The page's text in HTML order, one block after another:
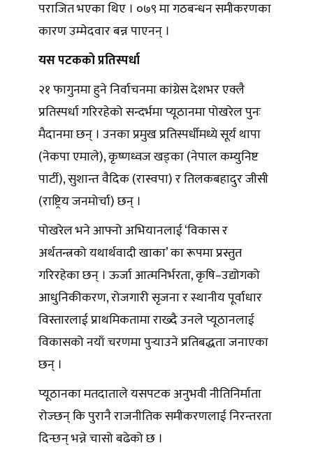
पराजित भएका थिए । ०७९ मा गठबन्धन समीकरणका
कारण उम्मेदवार बन्न पाएनन् ।
यस पटकको प्रतिस्पर्धा
२१ फागुनमा हुने निर्वाचनमा कांग्रेस देशभर एक्लै
प्रतिस्पर्धा गरिरहेको सन्दर्भमा प्यूठानमा पोखरेल पुनः
मैदानमा छन् । उनका प्रमुख प्रतिस्पर्धीमध्ये सूर्य थापा
(नेकपा एमाले), कृष्णध्वज खड्का (नेपाल कम्युनिष्ट
पार्टी), सुशान्त वैदिक (रास्वपा) र तिलकबहादुर जीसी
(राष्ट्रिय जनमोर्चा) छन् ।
पोखरेल भने आफ्नो अभियानलाई ‘विकास र
अर्थतन्त्रको यथार्थवादी खाका’ का रूपमा प्रस्तुत
गरिरहेका छन् । ऊर्जा आत्मनिर्भरता, कृषि–उद्योगको
आधुनिकीकरण, रोजगारी सृजना र स्थानीय पूर्वाधार
विस्तारलाई प्राथमिकतामा राख्दै उनले प्यूठानलाई
विकासको नयाँ चरणमा पुर्‍याउने प्रतिबद्धता जनाएका
छन् ।
प्यूठानका मतदाताले यसपटक अनुभवी नीतिनिर्माता
रोज्छन् कि पुरानै राजनीतिक समीकरणलाई निरन्तरता
दिन्छन् भन्ने चासो बढेको छ ।